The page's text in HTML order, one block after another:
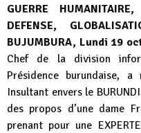
GUERRE
DEFENSE,
BUJUMBURA, Lundi 19
Chef de la division
Présidence burundaise,
Insultant envers le
des propos d’une dame
prenant pour une